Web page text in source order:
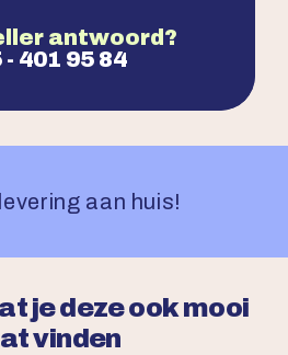
antwoord?
- 401 95 84
aan huis!
je deze ook mooi
vinden